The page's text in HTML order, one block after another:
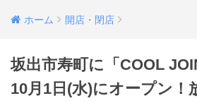
ホーム 開店・閉店
坂出市寿町に「COOL
10月1日(水)にオープン！